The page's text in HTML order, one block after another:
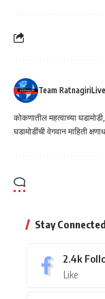
Team RatnagiriLive
कोकणातील महत्वाच्या
घडामोडींची वेगवान माहिती
Stay Connected
2.4k
Like